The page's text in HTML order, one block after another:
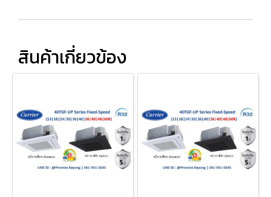
สินค้าเกี่ยวข้อง